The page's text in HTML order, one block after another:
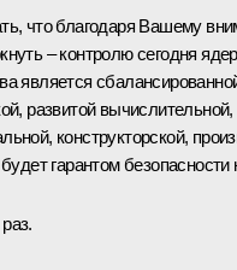
что благодаря Вашему
– контролю сегодня
является
развитой вычислительной,
конструкторской,
гарантом